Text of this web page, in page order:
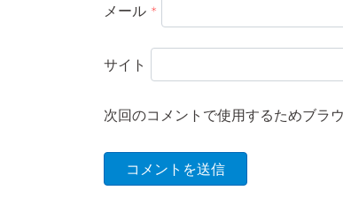
メール *
サイト
次回のコメントで使用するためブラ